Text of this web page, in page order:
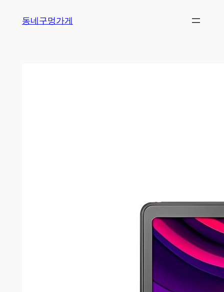
동네구멍가게